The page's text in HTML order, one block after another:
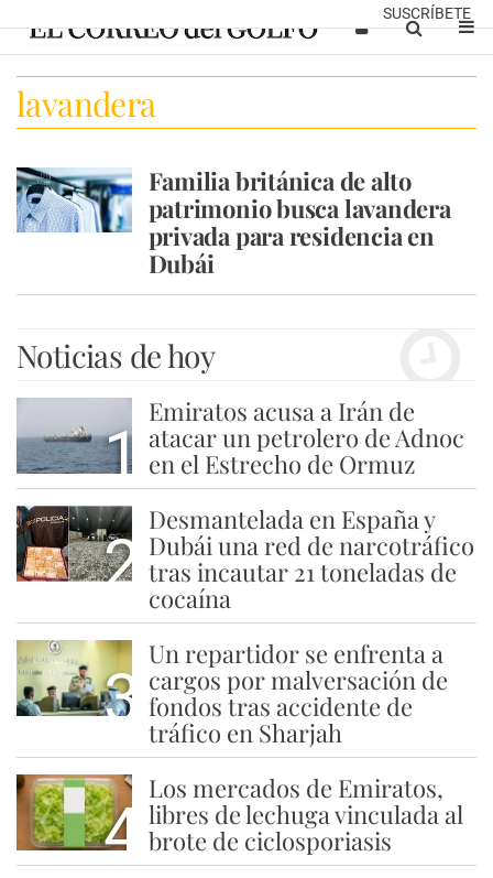
SUSCRÍBETE
lavandera
Familia británica de alto
patrimonio busca lavandera
privada para residencia en
Dubái
Noticias de hoy
1
Emiratos acusa a Irán de
atacar un petrolero de Adnoc
en el Estrecho de Ormuz
2
Desmantelada en España y
Dubái una red de narcotráfico
tras incautar 21 toneladas de
cocaína
3
Un repartidor se enfrenta a
cargos por malversación de
fondos tras accidente de
tráfico en Sharjah
4
Los mercados de Emiratos,
libres de lechuga vinculada al
brote de ciclosporiasis